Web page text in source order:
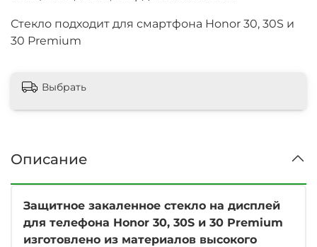
Стекло подходит для смартфона Honor 30, 30S и
30 Premium
Выбрать
Описание
Защитное закаленное стекло на дисплей
для телефона Honor 30, 30S и 30 Premium
изготовлено из материалов высокого